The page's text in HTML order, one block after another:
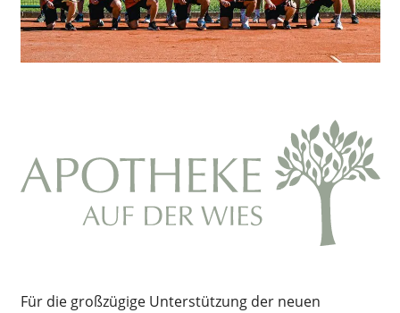
Für die großzügige Unterstützung der neuen